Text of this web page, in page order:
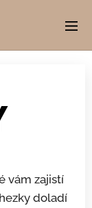
vám zajistí
doladí